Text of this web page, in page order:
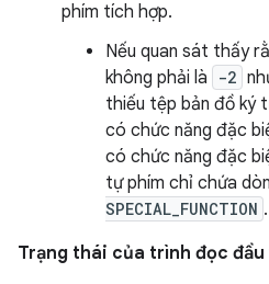
phím tích hợp.
Nếu quan sát thấy
không phải là -2
thiếu tệp bản đồ ký
có chức năng đặc
có chức năng đặc
tự phím chỉ chứa
SPECIAL_FUNCTION .
Trạng thái của trình đọc đầu